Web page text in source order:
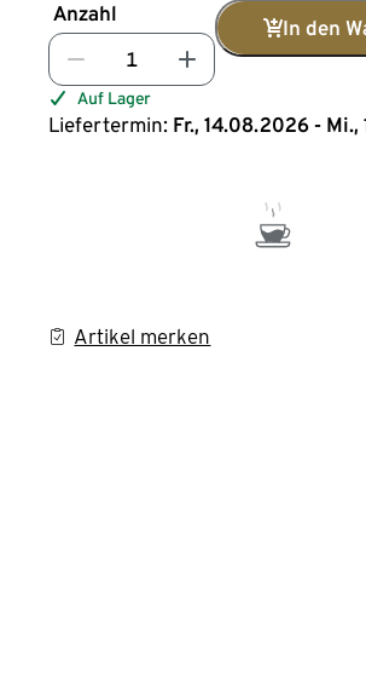
Anzahl
In den
Auf Lager
Liefertermin: Fr., 14.08.2026 -
Artikel merken